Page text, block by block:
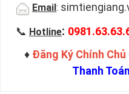
Email :
📞 Hotline:
♦ Đăng Ký Chính Chủ
Thanh